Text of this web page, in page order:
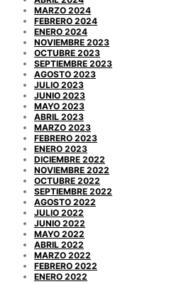
MARZO 2024
FEBRERO 2024
ENERO 2024
NOVIEMBRE 2023
OCTUBRE 2023
SEPTIEMBRE 2023
AGOSTO 2023
JULIO 2023
JUNIO 2023
MAYO 2023
ABRIL 2023
MARZO 2023
FEBRERO 2023
ENERO 2023
DICIEMBRE 2022
NOVIEMBRE 2022
OCTUBRE 2022
SEPTIEMBRE 2022
AGOSTO 2022
JULIO 2022
JUNIO 2022
MAYO 2022
ABRIL 2022
MARZO 2022
FEBRERO 2022
ENERO 2022